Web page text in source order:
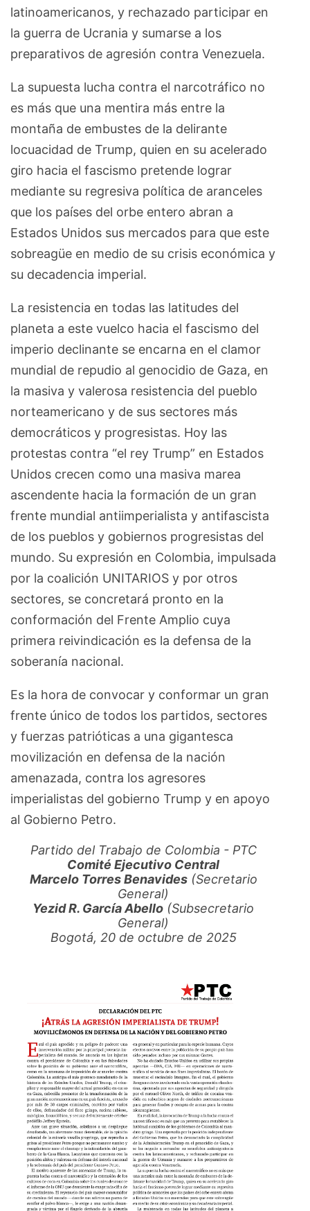
latinoamericanos, y rechazado participar en
la guerra de Ucrania y sumarse a los
preparativos de agresión contra Venezuela.
La supuesta lucha contra el narcotráfico no
es más que una mentira más entre la
montaña de embustes de la delirante
locuacidad de Trump, quien en su acelerado
giro hacia el fascismo pretende lograr
mediante su regresiva política de aranceles
que los países del orbe entero abran a
Estados Unidos sus mercados para que este
sobreagüe en medio de su crisis económica y
su decadencia imperial.
La resistencia en todas las latitudes del
planeta a este vuelco hacia el fascismo del
imperio declinante se encarna en el clamor
mundial de repudio al genocidio de Gaza, en
la masiva y valerosa resistencia del pueblo
norteamericano y de sus sectores más
democráticos y progresistas. Hoy las
protestas contra “el rey Trump” en Estados
Unidos crecen como una masiva marea
ascendente hacia la formación de un gran
frente mundial antiimperialista y antifascista
de los pueblos y gobiernos progresistas del
mundo. Su expresión en Colombia, impulsada
por la coalición UNITARIOS y por otros
sectores, se concretará pronto en la
conformación del Frente Amplio cuya
primera reivindicación es la defensa de la
soberanía nacional.
Es la hora de convocar y conformar un gran
frente único de todos los partidos, sectores
y fuerzas patrióticas a una gigantesca
movilización en defensa de la nación
amenazada, contra los agresores
imperialistas del gobierno Trump y en apoyo
al Gobierno Petro.
Partido del Trabajo de Colombia - PTC
Comité Ejecutivo Central
Marcelo Torres Benavides(Secretario
General)
Yezid R. García Abello (Subsecretario
General)
Bogotá, 20 de octubre de 2025